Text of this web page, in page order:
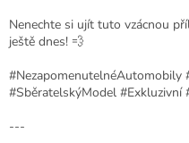
Nenechte si ujít tuto vzácnou
ještě dnes! 💨
#NezapomenutelnéAutomobily
#SběratelskýModel #Exkluzivní
---